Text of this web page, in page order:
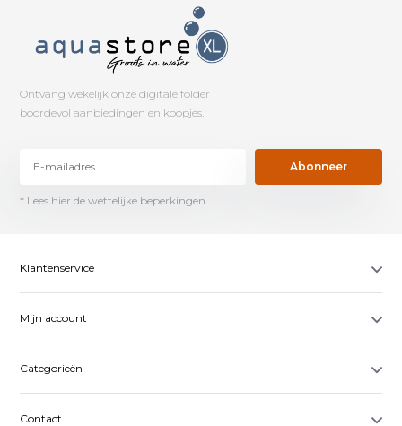
Ontvang wekelijk onze digitale folder
boordevol aanbiedingen en koopjes.
Abonneer
* Lees hier de wettelijke beperkingen
Klantenservice
Mijn account
Categorieën
Contact